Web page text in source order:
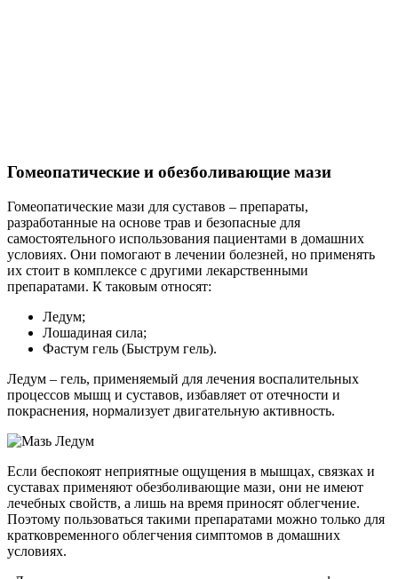
Гомеопатические и обезболивающие мази
Гомеопатические мази для суставов – препараты,
разработанные на основе трав и безопасные для
самостоятельного использования пациентами в домашних
условиях. Они помогают в лечении болезней, но применять
их стоит в комплексе с другими лекарственными
препаратами. К таковым относят:
Ледум;
Лошадиная сила;
Фастум гель (Быструм гель).
Ледум – гель, применяемый для лечения воспалительных
процессов мышц и суставов, избавляет от отечности и
покраснения, нормализует двигательную активность.
Если беспокоят неприятные ощущения в мышцах, связках и
суставах применяют обезболивающие мази, они не имеют
лечебных свойств, а лишь на время приносят облегчение.
Поэтому пользоваться такими препаратами можно только для
кратковременного облегчения симптомов в домашних
условиях.